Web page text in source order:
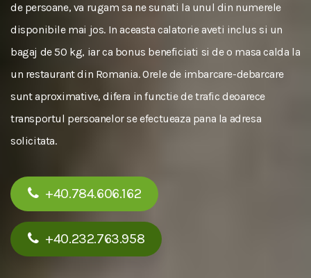
de persoane, va rugam sa ne sunati la unul din numerele
disponibile mai jos. In aceasta calatorie aveti inclus si un
bagaj de 50 kg, iar ca bonus beneficiati si de o masa calda la
un restaurant din Romania. Orele de imbarcare-debarcare
sunt aproximative, difera in functie de trafic deoarece
transportul persoanelor se efectueaza pana la adresa
solicitata.
+40.784.606.162
+40.232.763.958